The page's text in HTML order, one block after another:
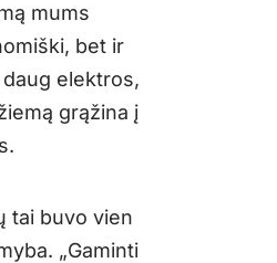
mums
bet ir
elektros,
grąžina į
tai buvo vien
„Gaminti